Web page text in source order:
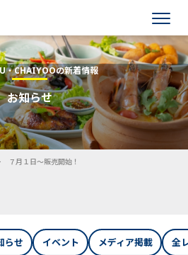
・CHAIYOOの新着情報
お知らせ
７月１日～販売開始！
らせ イベント メディア掲載 全